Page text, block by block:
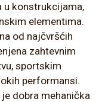
u konstrukcijama,
elementima.
od najčvršćih
zahtevnim
sportskim
performansi.
dobra mehanička